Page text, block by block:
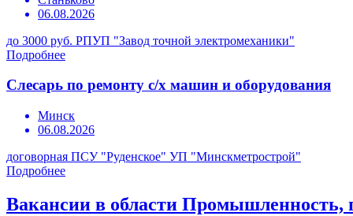
06.08.2026
до 3000 руб. РПУП "Завод точной электромеханики"
Подробнее
Слесарь по ремонту с/х машин и оборудования
Минск
06.08.2026
договорная ПСУ "Руденское" УП "Минскметрострой"
Подробнее
Вакансии в области Промышленность,